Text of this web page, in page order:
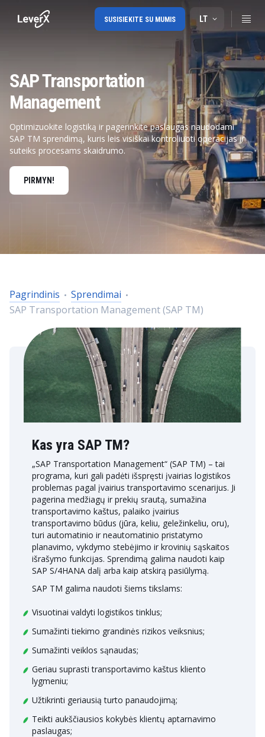
LT
SUSISIEKITE SU MUMIS
SAP Transportation
Management
Optimizuokite logistiką ir pagerinkite paslaugas naudodami
SAP TM sprendimą, kuris leis visiškai kontroliuoti operacijas ir
suteiks procesams skaidrumo.
PIRMYN!
Pagrindinis
Sprendimai
SAP Transportation Management (SAP TM)
Kas yra SAP TM?
„SAP Transportation Management“ (SAP TM) – tai
programa, kuri gali padėti išspręsti įvairias logistikos
problemas pagal įvairius transportavimo scenarijus. Ji
pagerina medžiagų ir prekių srautą, sumažina
transportavimo kaštus, palaiko įvairius
transportavimo būdus (jūra, keliu, geležinkeliu, oru),
turi automatinio ir neautomatinio pristatymo
planavimo, vykdymo stebėjimo ir krovinių sąskaitos
išrašymo funkcijas. Sprendimą galima naudoti kaip
SAP S/4HANA dalį arba kaip atskirą pasiūlymą.
SAP TM galima naudoti šiems tikslams:
Visuotinai valdyti logistikos tinklus;
Sumažinti tiekimo grandinės rizikos veiksnius;
Sumažinti veiklos sąnaudas;
Geriau suprasti transportavimo kaštus kliento
lygmeniu;
Užtikrinti geriausią turto panaudojimą;
Teikti aukščiausios kokybės klientų aptarnavimo
paslaugas;